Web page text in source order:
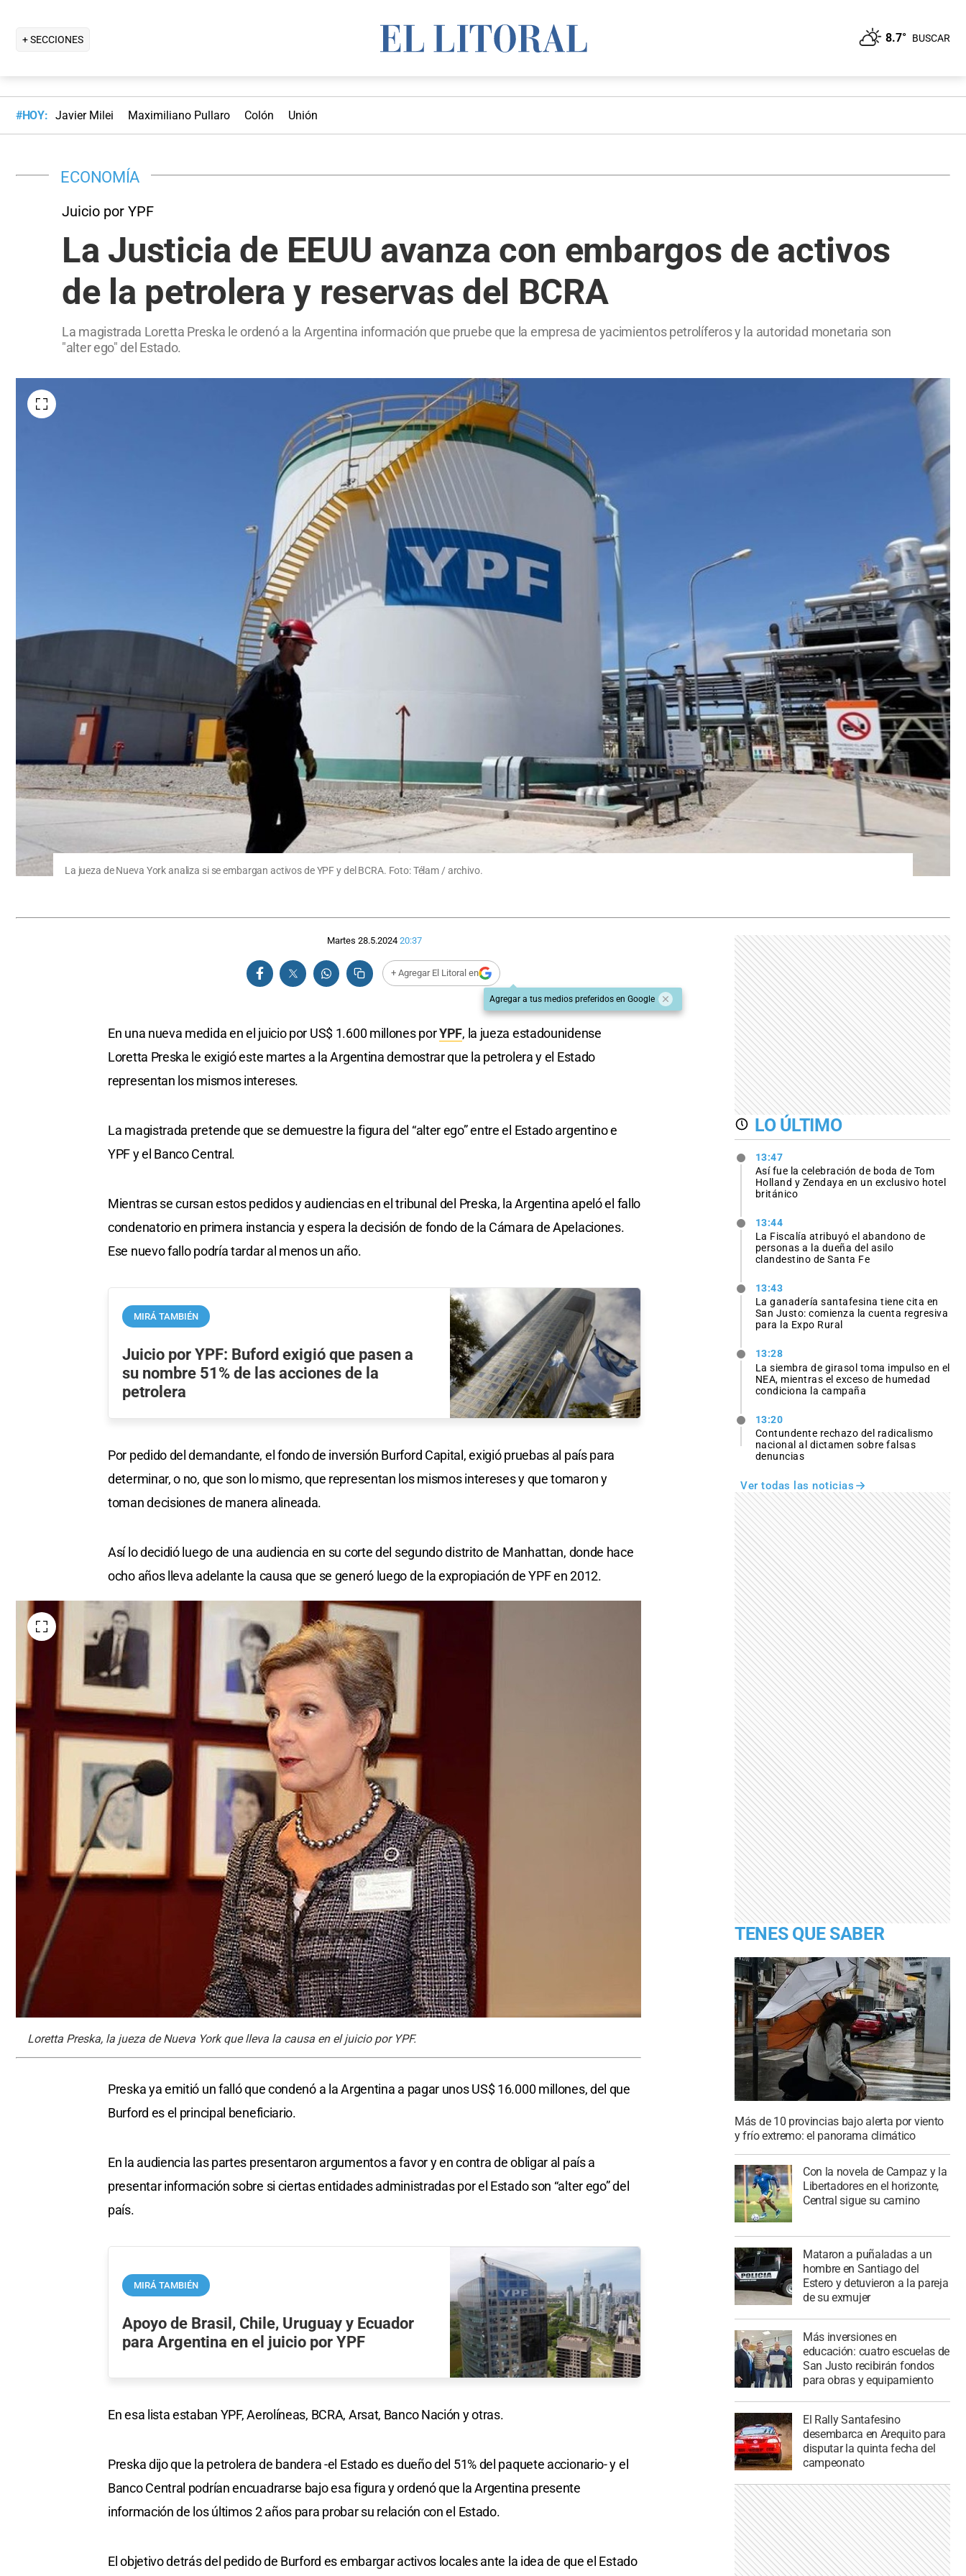
+ SECCIONES 8.7° BUSCAR
#HOY: Javier Milei Maximiliano Pullaro Colón Unión
ECONOMÍA
Juicio por YPF
La Justicia de EEUU avanza con embargos de activos
de la petrolera y reservas del BCRA
La magistrada Loretta Preska le ordenó a la Argentina información que pruebe que la empresa de yacimientos petrolíferos y la autoridad monetaria son
"alter ego" del Estado.
La jueza de Nueva York analiza si se embargan activos de YPF y del BCRA. Foto: Télam / archivo.
Martes 28.5.2024 20:37
+ Agregar El Litoral en
Agregar a tus medios preferidos en Google
En una nueva medida en el juicio por US$ 1.600 millones porYPF, la jueza estadounidense
Loretta Preska le exigió este martes a la Argentina demostrar que la petrolera y el Estado
representan los mismos intereses.
La magistrada pretende que se demuestre la figura del “alter ego” entre el Estado argentino e
YPF y el Banco Central.
Mientras se cursan estos pedidos y audiencias en el tribunal del Preska, la Argentina apeló el fallo
condenatorio en primera instancia y espera la decisión de fondo de la Cámara de Apelaciones.
Ese nuevo fallo podría tardar al menos un año.
MIRÁ TAMBIÉN
Juicio por YPF: Buford exigió que pasen a
su nombre 51% de las acciones de la
petrolera
Por pedido del demandante, el fondo de inversión Burford Capital, exigió pruebas al país para
determinar, o no, que son lo mismo, que representan los mismos intereses y que tomaron y
toman decisiones de manera alineada.
Así lo decidió luego de una audiencia en su corte del segundo distrito de Manhattan, donde hace
ocho años lleva adelante la causa que se generó luego de la expropiación de YPF en 2012.
Loretta Preska, la jueza de Nueva York que lleva la causa en el juicio por YPF.
Preska ya emitió un falló que condenó a la Argentina a pagar unos US$ 16.000 millones, del que
Burford es el principal beneficiario.
En la audiencia las partes presentaron argumentos a favor y en contra de obligar al país a
presentar información sobre si ciertas entidades administradas por el Estado son “alter ego” del
país.
MIRÁ TAMBIÉN
Apoyo de Brasil, Chile, Uruguay y Ecuador
para Argentina en el juicio por YPF
En esa lista estaban YPF, Aerolíneas, BCRA, Arsat, Banco Nación y otras.
Preska dijo que la petrolera de bandera -el Estado es dueño del 51% del paquete accionario- y el
Banco Central podrían encuadrarse bajo esa figura y ordenó que la Argentina presente
información de los últimos 2 años para probar su relación con el Estado.
El objetivo detrás del pedido de Burford es embargar activos locales ante la idea de que el Estado
LO ÚLTIMO
13:47
Así fue la celebración de boda de Tom
Holland y Zendaya en un exclusivo hotel
británico
13:44
La Fiscalía atribuyó el abandono de
personas a la dueña del asilo
clandestino de Santa Fe
13:43
La ganadería santafesina tiene cita en
San Justo: comienza la cuenta regresiva
para la Expo Rural
13:28
La siembra de girasol toma impulso en el
NEA, mientras el exceso de humedad
condiciona la campaña
13:20
Contundente rechazo del radicalismo
nacional al dictamen sobre falsas
denuncias
Ver todas las noticias
TENES QUE SABER
Más de 10 provincias bajo alerta por viento
y frío extremo: el panorama climático
Con la novela de Campaz y la
Libertadores en el horizonte,
Central sigue su camino
Mataron a puñaladas a un
hombre en Santiago del
Estero y detuvieron a la pareja
de su exmujer
Más inversiones en
educación: cuatro escuelas de
San Justo recibirán fondos
para obras y equipamiento
El Rally Santafesino
desembarca en Arequito para
disputar la quinta fecha del
campeonato